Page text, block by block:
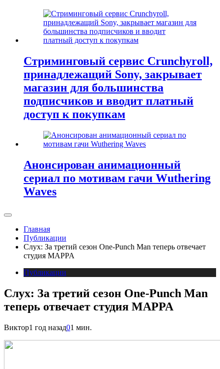
Стриминговый сервис Crunchyroll,
принадлежащий Sony, закрывает
магазин для большинства
подписчиков и вводит платный
доступ к покупкам
Анонсирован анимационный
сериал по мотивам гачи Wuthering
Waves
Главная
Публикации
Слух: За третий сезон One-Punch Man теперь отвечает
студия MAPPA
Публикации
Слух: За третий сезон One-Punch Man
теперь отвечает студия MAPPA
Виктор1 год назад01 мин.